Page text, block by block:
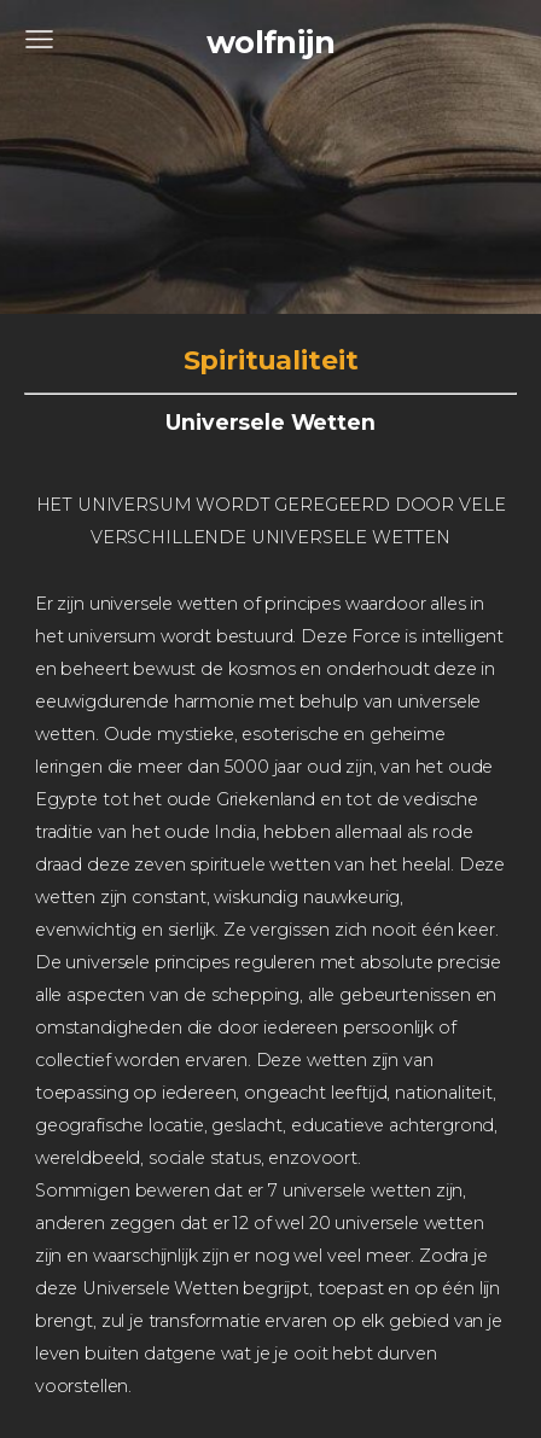
wolfnijn
Spiritualiteit
Universele Wetten
HET UNIVERSUM WORDT GEREGEERD DOOR VELE
VERSCHILLENDE UNIVERSELE WETTEN
Er zijn universele wetten of principes waardoor alles in
het universum wordt bestuurd. Deze Force is intelligent
en beheert bewust de kosmos en onderhoudt deze in
eeuwigdurende harmonie met behulp van universele
wetten. Oude mystieke, esoterische en geheime
leringen die meer dan 5000 jaar oud zijn, van het oude
Egypte tot het oude Griekenland en tot de vedische
traditie van het oude India, hebben allemaal als rode
draad deze zeven spirituele wetten van het heelal. Deze
wetten zijn constant, wiskundig nauwkeurig,
evenwichtig en sierlijk. Ze vergissen zich nooit één keer.
De universele principes reguleren met absolute precisie
alle aspecten van de schepping, alle gebeurtenissen en
omstandigheden die door iedereen persoonlijk of
collectief worden ervaren. Deze wetten zijn van
toepassing op iedereen, ongeacht leeftijd, nationaliteit,
geografische locatie, geslacht, educatieve achtergrond,
wereldbeeld, sociale status, enzovoort.
Sommigen beweren dat er 7 universele wetten zijn,
anderen zeggen dat er 12 of wel 20 universele wetten
zijn en waarschijnlijk zijn er nog wel veel meer. Zodra je
deze Universele Wetten begrijpt, toepast en op één lijn
brengt, zul je transformatie ervaren op elk gebied van je
leven buiten datgene wat je je ooit hebt durven
voorstellen.